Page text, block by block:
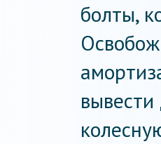
болты,